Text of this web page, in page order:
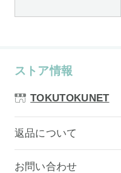
ストア情報
TOKUTOKUNET
返品について
お問い合わせ